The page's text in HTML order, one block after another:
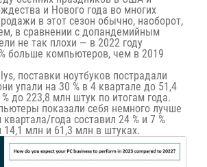
и Нового года во многих
в этот сезон обычно, наоборот,
в сравнении с допандемийным
не так плохи — в 2022 году
больше компьютеров, чем в 2019
поставки ноутбуков пострадали
упали на 30 % в 4 квартале до 51,4
до 223,8 млн штук по итогам года.
показали себя немного лучше
года составил 24 % и 7 %
14,1 млн и 61,3 млн в штуках.